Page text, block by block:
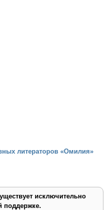
литераторов «Омилия»
исключительно
поддержке.